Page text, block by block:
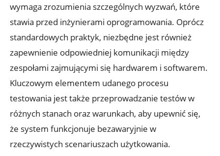
wymaga zrozumienia szczególnych wyzwań, które
stawia przed inżynierami oprogramowania. Oprócz
standardowych praktyk, niezbędne jest również
zapewnienie odpowiedniej komunikacji między
zespołami zajmującymi się hardwarem i softwarem.
Kluczowym elementem udanego procesu
testowania jest także przeprowadzanie testów w
różnych stanach oraz warunkach, aby upewnić się,
że system funkcjonuje bezawaryjnie w
rzeczywistych scenariuszach użytkowania.